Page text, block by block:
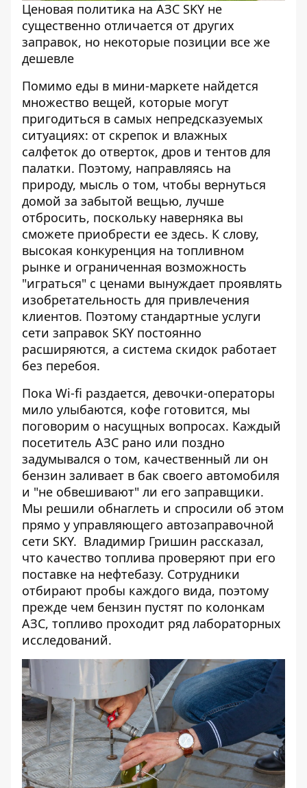
Ценовая политика на АЗС SKY не
существенно отличается от других
заправок, но некоторые позиции все же
дешевле
Помимо еды в мини-маркете найдется
множество вещей, которые могут
пригодиться в самых непредсказуемых
ситуациях: от скрепок и влажных
салфеток до отверток, дров и тентов для
палатки. Поэтому, направляясь на
природу, мысль о том, чтобы вернуться
домой за забытой вещью, лучше
отбросить, поскольку наверняка вы
сможете приобрести ее здесь. К слову,
высокая конкуренция на топливном
рынке и ограниченная возможность
"играться" с ценами вынуждает проявлять
изобретательность для привлечения
клиентов. Поэтому стандартные услуги
сети заправок SKY постоянно
расширяются, а система скидок работает
без перебоя.
Пока Wi-fi раздается, девочки-операторы
мило улыбаются, кофе готовится, мы
поговорим о насущных вопросах. Каждый
посетитель АЗС рано или поздно
задумывался о том, качественный ли он
бензин заливает в бак своего автомобиля
и "не обвешивают" ли его заправщики.
Мы решили обнаглеть и спросили об этом
прямо у управляющего автозаправочной
сети SKY. Владимир Гришин рассказал,
что качество топлива проверяют при его
поставке на нефтебазу. Сотрудники
отбирают пробы каждого вида, поэтому
прежде чем бензин пустят по колонкам
АЗС, топливо проходит ряд лабораторных
исследований.